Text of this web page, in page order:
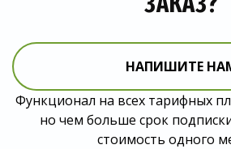
НАПИШИТЕ
Функционал на всех тарифных
но чем больше срок
стоимость одного